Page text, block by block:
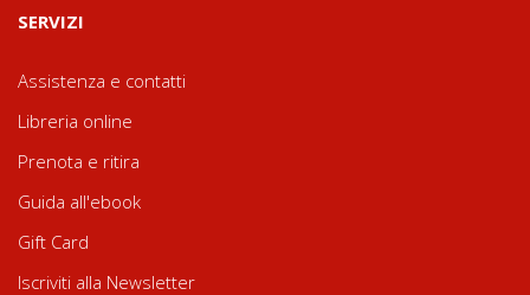
SERVIZI
Assistenza e contatti
Libreria online
Prenota e ritira
Guida all'ebook
Gift Card
Iscriviti alla Newsletter